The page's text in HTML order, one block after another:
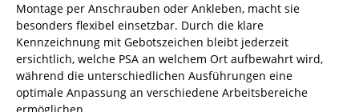
Montage per Anschrauben oder Ankleben, macht sie
besonders flexibel einsetzbar. Durch die klare
Kennzeichnung mit Gebotszeichen bleibt jederzeit
ersichtlich, welche PSA an welchem Ort aufbewahrt wird,
während die unterschiedlichen Ausführungen eine
optimale Anpassung an verschiedene Arbeitsbereiche